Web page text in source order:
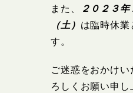
また、
２０２３
（土） は臨時休業
す。
ご迷惑をおかけい
ろしくお願い申し